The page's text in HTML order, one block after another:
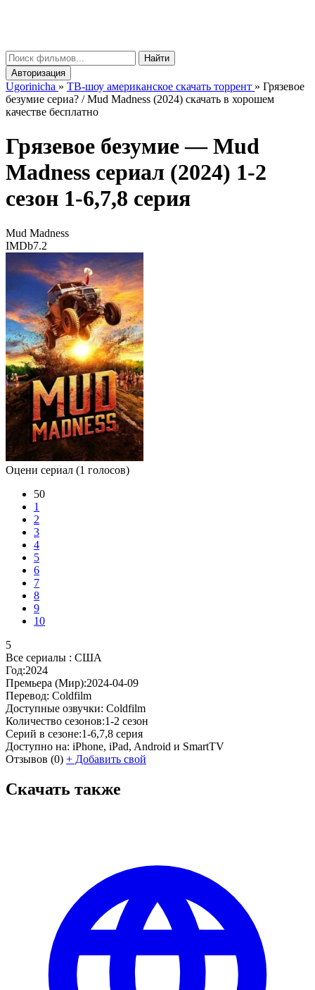
Найти
Авторизация
Ugorinicha » ТВ-шоу американское скачать торрент » Грязевое
безумие сериа? / Mud Madness (2024) скачать в хорошем
качестве бесплатно
Грязевое безумие —Mud
Madness сериал (2024) 1-2
сезон 1-6,7,8 серия
Mud Madness
IMDb7.2
Оцени сериал (1 голосов)
50
1
2
3
4
5
6
7
8
9
10
5
Все сериалы : США
Год:2024
Премьера (Мир):2024-04-09
Перевод: Coldfilm
Доступные озвучки: Coldfilm
Количество сезонов:1-2 сезон
Серий в сезоне:1-6,7,8 серия
Доступно на: iPhone, iPad, Android и SmartTV
Отзывов (0) + Добавить свой
Скачать также